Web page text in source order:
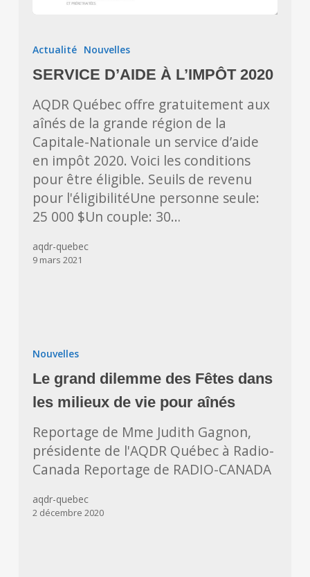
D’AIDE
L’IMPÔT
2020
Actualité Nouvelles
SERVICE D’AIDE À L’IMPÔT 2020
AQDR Québec offre gratuitement aux
aînés de la grande région de la
Capitale-Nationale un service d’aide
en impôt 2020. Voici les conditions
pour être éligible. Seuils de revenu
pour l'éligibilitéUne personne seule:
25 000 $Un couple: 30…
aqdr-quebec
9 mars 2021
grand
des
Fêtes
les
milieux
de
vie
pour
Nouvelles
Le grand dilemme des Fêtes dans
les milieux de vie pour aînés
Reportage de Mme Judith Gagnon,
présidente de l'AQDR Québec à Radio-
Canada Reportage de RADIO-CANADA
aqdr-quebec
2 décembre 2020